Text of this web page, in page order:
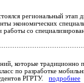
региональный этап
экономических
со
которые традиционно
по разработке
РГРТУ. подробнее